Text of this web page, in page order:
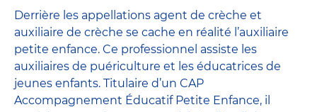
Derrière les appellations agent de crèche et
auxiliaire de crèche se cache en réalité l’auxiliaire
petite enfance. Ce professionnel assiste les
auxiliaires de puériculture et les éducatrices de
jeunes enfants. Titulaire d’un CAP
Accompagnement Éducatif Petite Enfance, il